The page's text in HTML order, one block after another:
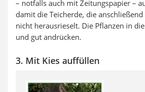
– notfalls auch mit Zeitungspapier –
damit die Teicherde, die
nicht herausrieselt. Die Pflanzen in
und gut andrücken.
3. Mit Kies auffüllen